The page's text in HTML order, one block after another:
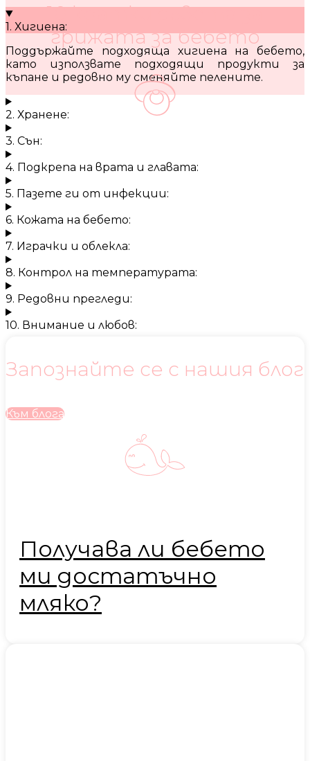
10 кратки съвета за
грижата за бебето
1. Хигиена:
Поддържайте подходяща хигиена на бебето,
като използвате подходящи продукти за
къпане и редовно му сменяйте пелените.
2. Хранене:
3. Сън:
4. Подкрепа на врата и главата:
5. Пазете ги от инфекции:
6. Кожата на бебето:
7. Играчки и облекла:
8. Контрол на температурата:
9. Редовни прегледи:
10. Внимание и любов:
Запознайте се с нашия блог
Към блога
Получава ли бебето
ми достатъчно
мляко?